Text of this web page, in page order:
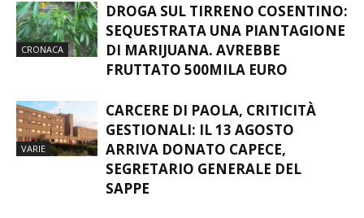
CRONACA
DROGA SUL TIRRENO COSENTINO:
SEQUESTRATA UNA PIANTAGIONE
DI MARIJUANA. AVREBBE
FRUTTATO 500MILA EURO
VARIE
CARCERE DI PAOLA, CRITICITÀ
GESTIONALI: IL 13 AGOSTO
ARRIVA DONATO CAPECE,
SEGRETARIO GENERALE DEL
SAPPE